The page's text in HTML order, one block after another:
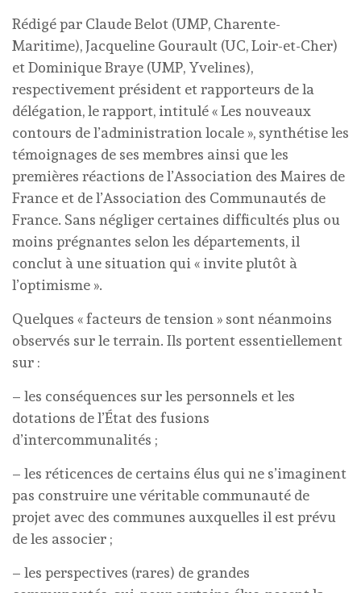
Rédigé par Claude Belot (UMP, Charente-
Maritime), Jacqueline Gourault (UC, Loir-et-Cher)
et Dominique Braye (UMP, Yvelines),
respectivement président et rapporteurs de la
délégation, le rapport, intitulé « Les nouveaux
contours de l’administration locale », synthétise les
témoignages de ses membres ainsi que les
premières réactions de l’Association des Maires de
France et de l’Association des Communautés de
France. Sans négliger certaines difficultés plus ou
moins prégnantes selon les départements, il
conclut à une situation qui « invite plutôt à
l’optimisme ».
Quelques « facteurs de tension » sont néanmoins
observés sur le terrain. Ils portent essentiellement
sur :
– les conséquences sur les personnels et les
dotations de l’État des fusions
d’intercommunalités ;
– les réticences de certains élus qui ne s’imaginent
pas construire une véritable communauté de
projet avec des communes auxquelles il est prévu
de les associer ;
– les perspectives (rares) de grandes